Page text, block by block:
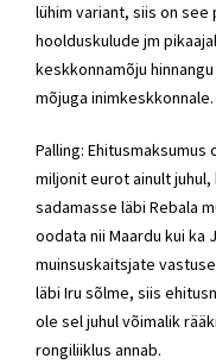
lühim variant, siis on see
hoolduskulude jm
keskkonnamõju
mõjuga inimkeskkonnale.
Palling: Ehitusmaksumus
miljonit eurot ainult juhul,
sadamasse läbi Rebala
oodata nii Maardu kui ka
muinsuskaitsjate
läbi Iru sõlme, siis
ole sel juhul võimalik
rongiliiklus annab.